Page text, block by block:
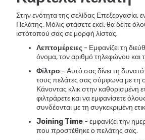
Στην ενότητα της σελίδας Επεξεργασία,
Πελάτης. Μόλις φτάσετε εκεί, θα δείτε
ιστότοπού σας σε μορφή λίστας.
Λεπτομέρειες - Εμφανίζει τη
όνομα, τον αριθμό τηλεφώνου και
Φίλτρο - Αυτό σας δίνει τη
τους πελάτες σας σύμφωνα με τη
Κάνοντας κλικ στην καθορισμένη
φιλτράρετε και να εμφανίσετε
συνδέονται με τη συγκεκριμένη
Joining Time - εμφανίζει την
που προστέθηκε ο πελάτης σας.